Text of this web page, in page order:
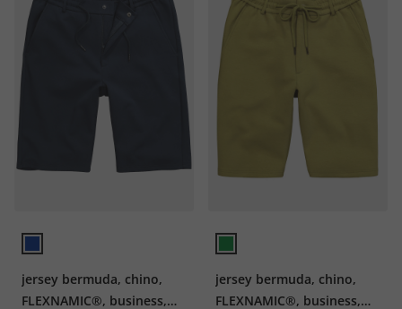
jersey bermuda, chino,
FLEXNAMIC®, business,
jersey bermuda, chino,
FLEXNAMIC®, business,